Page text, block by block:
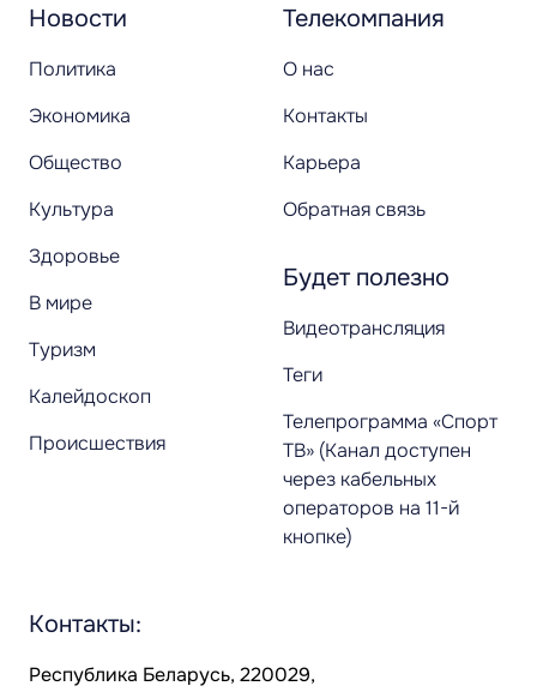
Новости
Политика
Экономика
Общество
Культура
Здоровье
В мире
Туризм
Калейдоскоп
Происшествия
Телекомпания
О нас
Контакты
Карьера
Обратная связь
Будет полезно
Видеотрансляция
Теги
Телепрограмма «Спорт
ТВ» (Канал доступен
через кабельных
операторов на 11-й
кнопке)
Контакты:
Республика Беларусь, 220029,